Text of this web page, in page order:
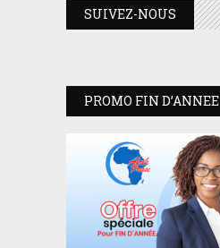
SUIVEZ-NOUS
PROMO FIN D’ANNEE